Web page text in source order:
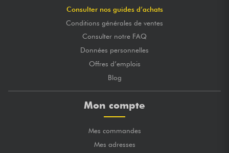
Consulter nos guides d’achats
Conditions générales de ventes
Consulter notre FAQ
Données personnelles
Offres d’emplois
Blog
Mon compte
Mes commandes
Mes adresses